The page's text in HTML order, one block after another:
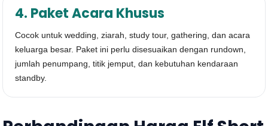
4. Paket Acara Khusus
Cocok untuk wedding, ziarah, study tour, gathering, dan acara
keluarga besar. Paket ini perlu disesuaikan dengan rundown,
jumlah penumpang, titik jemput, dan kebutuhan kendaraan
standby.